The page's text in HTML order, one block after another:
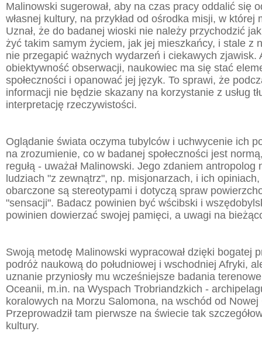
Malinowski sugerował, aby na czas pracy oddalić się
własnej kultury, na przykład od ośrodka misji, w której
Uznał, że do badanej wioski nie należy przychodzić
żyć takim samym życiem, jak jej mieszkańcy, i stale z
nie przegapić ważnych wydarzeń i ciekawych zjawisk.
obiektywność obserwacji, naukowiec ma się stać
społeczności i opanować jej język. To sprawi, że
informacji nie będzie skazany na korzystanie z usług
interpretację rzeczywistości.
Oglądanie świata oczyma tubylców i uchwycenie ich
na zrozumienie, co w badanej społeczności jest
regułą - uważał Malinowski. Jego zdaniem antropolog
ludziach "z zewnątrz", np. misjonarzach, i ich
obarczone są stereotypami i dotyczą spraw
"sensacji". Badacz powinien być wścibski i
powinien dowierzać swojej pamięci, a uwagi na
Swoją metodę Malinowski wypracował dzięki bogatej
podróż naukową do południowej i wschodniej Afryki,
uznanie przyniosły mu wcześniejsze badania
Oceanii, m.in. na Wyspach Trobriandzkich -
koralowych na Morzu Salomona, na wschód od Nowej
Przeprowadził tam pierwsze na świecie tak
kultury.